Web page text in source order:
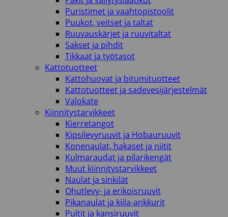
Puristimet ja vaahtopistoolit
Puukot, veitset ja taltat
Ruuvauskärjet ja ruuvitaltat
Sakset ja pihdit
Tikkaat ja työtasot
Kattotuotteet
Kattohuovat ja bitumituotteet
Kattotuotteet ja sadevesijärjestelmät
Valokate
Kiinnitystarvikkeet
Kierretangot
Kipsilevyruuvit ja Hobauruuvit
Konenaulat, hakaset ja niitit
Kulmaraudat ja pilarikengät
Muut kiinnitystarvikkeet
Naulat ja sinkilät
Ohutlevy- ja erikoisruuvit
Pikanaulat ja kiila-ankkurit
Pultit ja kansiruuvit